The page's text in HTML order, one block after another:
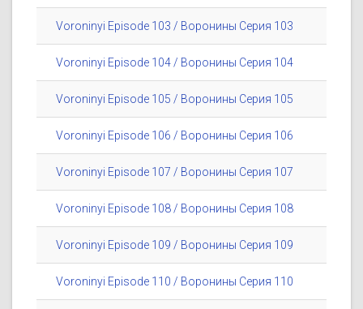
Voroninyi Episode 103 / Воронины Серия 103
Voroninyi Episode 104 / Воронины Серия 104
Voroninyi Episode 105 / Воронины Серия 105
Voroninyi Episode 106 / Воронины Серия 106
Voroninyi Episode 107 / Воронины Серия 107
Voroninyi Episode 108 / Воронины Серия 108
Voroninyi Episode 109 / Воронины Серия 109
Voroninyi Episode 110 / Воронины Серия 110